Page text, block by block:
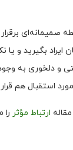
صمیمانه‌ای
ایراد بگیرید و یا
و دلخوری به
استقبال هم
ارتباط مؤثر را